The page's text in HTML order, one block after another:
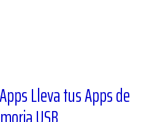
Lleva tus Apps de